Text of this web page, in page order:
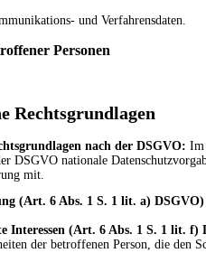
und Verfahrensdaten.
Personen
Rechtsgrundlagen
nach der DSGVO: Im
DSGVO nationale
mit.
(Art. 6 Abs. 1 S. 1 lit. a) DSGVO)
Interessen (Art. 6 Abs. 1 S. 1 lit. f)
der betroffenen Person, die den